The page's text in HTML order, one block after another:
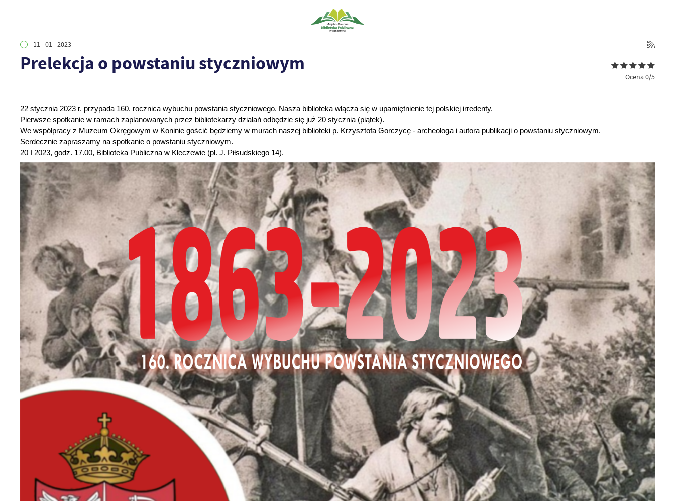
11 - 01 - 2023
Prelekcja o powstaniu styczniowym
Ocena 0/5
22 stycznia 2023 r. przypada 160. rocznica wybuchu powstania styczniowego. Nasza biblioteka włącza się w upamiętnienie tej polskiej irredenty.
Pierwsze spotkanie w ramach zaplanowanych przez bibliotekarzy działań odbędzie się już 20 stycznia (piątek).
We współpracy z Muzeum Okręgowym w Koninie gościć będziemy w murach naszej biblioteki p. Krzysztofa Gorczycę - archeologa i autora publikacji o powstaniu styczniowym.
Serdecznie zapraszamy na spotkanie o powstaniu styczniowym.
20 I 2023, godz. 17.00, Biblioteka Publiczna w Kleczewie (pl. J. Piłsudskiego 14).